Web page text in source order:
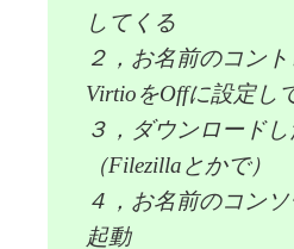
してくる
２，お名前のコン
VirtioをOffに設定し
３，ダウンロード
（Filezillaとかで）
４，お名前のコン
起動